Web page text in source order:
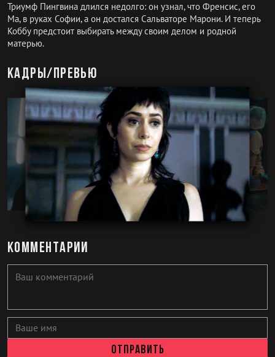
Триумф Пингвина длился недолго: он узнал, что Френсис, его
Ма, в руках Софии, а он достался Сальваторе Марони. И теперь
Коббу предстоит выбирать между своим делом и родной
матерью.
Кадры/превью
Комментарии
Отправить